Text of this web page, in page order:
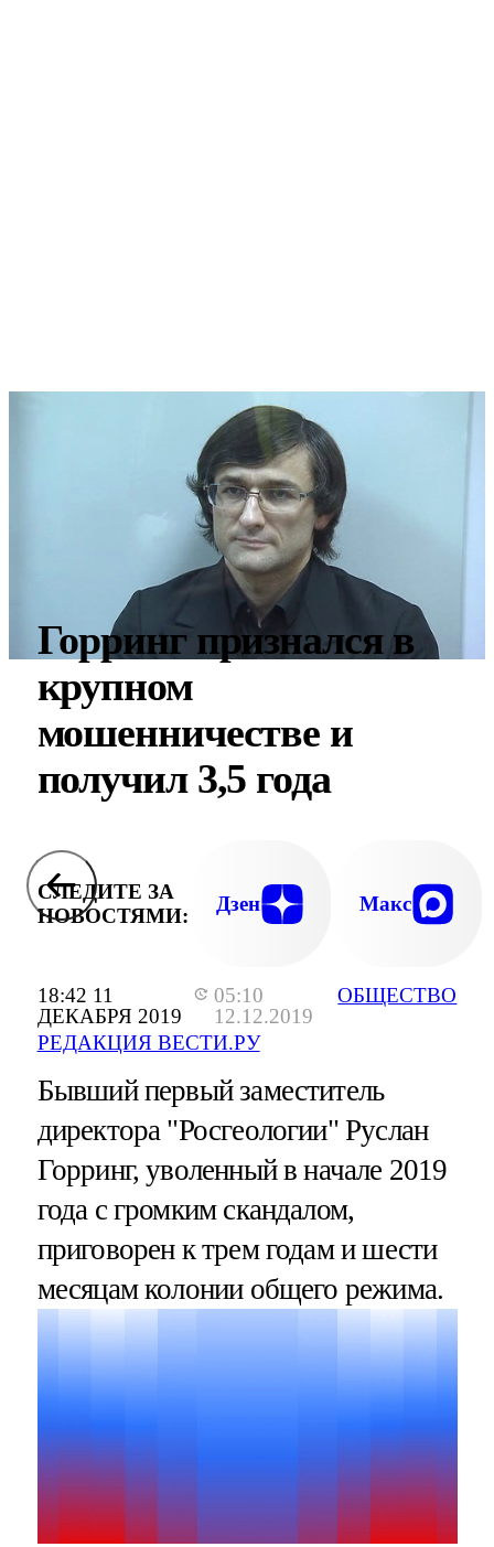
18:42 11
ДЕКАБРЯ 2019
05:10
12.12.2019
РЕДАКЦИЯ ВЕСТИ.РУ
ОБЩЕСТВО
Горринг признался в
крупном
мошенничестве и
получил 3,5 года
СЛЕДИТЕ ЗА
НОВОСТЯМИ:
Дзен Макс
Бывший первый заместитель
директора "Росгеологии" Руслан
Горринг, уволенный в начале 2019
года с громким скандалом,
приговорен к трем годам и шести
месяцам колонии общего режима.